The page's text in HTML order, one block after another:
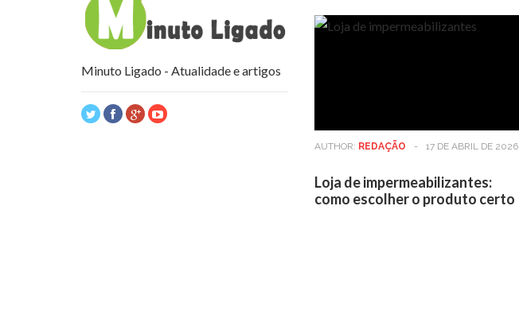
Minuto Ligado - Atualidade e artigos
AUTHOR: REDAÇÃO - 17 DE ABRIL DE 2026
Loja de impermeabilizantes:
como escolher o produto certo